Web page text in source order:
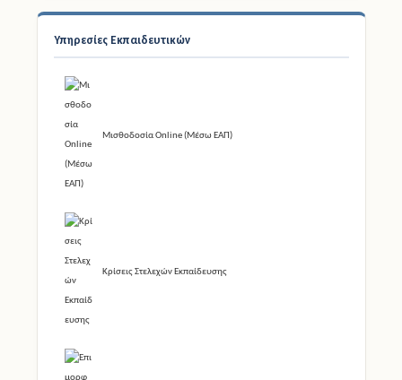
Υπηρεσίες Εκπαιδευτικών
Μισθοδοσία Online (Μέσω ΕΑΠ)
Κρίσεις Στελεχών Εκπαίδευσης